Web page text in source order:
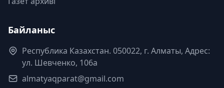
Байланыс
Республика Казахстан. 050022, г. Алматы, Адрес:
ул. Шевченко, 106а
almatyaqparat@gmail.com